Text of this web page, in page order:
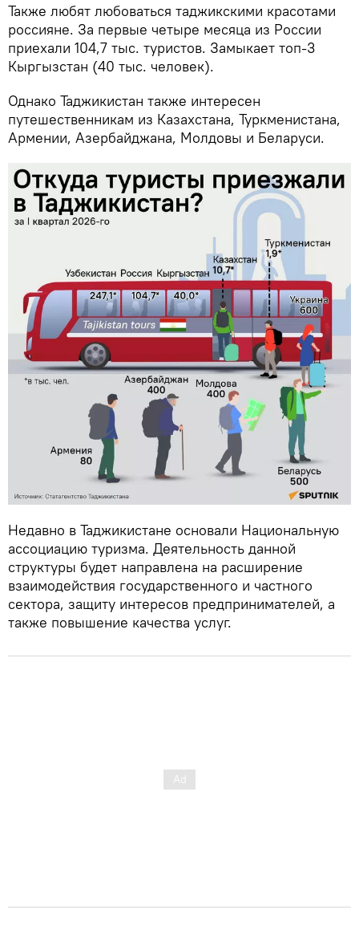
Также любят любоваться таджикскими красотами
россияне. За первые четыре месяца из России
приехали 104,7 тыс. туристов. Замыкает топ-3
Кыргызстан (40 тыс. человек).
Однако Таджикистан также интересен
путешественникам из Казахстана, Туркменистана,
Армении, Азербайджана, Молдовы и Беларуси.
Недавно в Таджикистане основали Национальную
ассоциацию туризма. Деятельность данной
структуры будет направлена на расширение
взаимодействия государственного и частного
сектора, защиту интересов предпринимателей, а
также повышение качества услуг.